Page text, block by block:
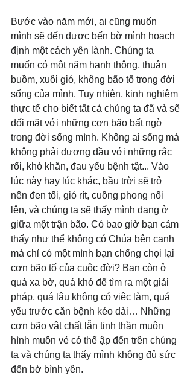
Bước vào năm mới, ai cũng muốn
mình sẽ đến được bến bờ mình hoạch
định một cách yên lành. Chúng ta
muốn có một năm hanh thông, thuận
buồm, xuôi gió, không bão tố trong đời
sống của mình. Tuy nhiên, kinh nghiệm
thực tế cho biết tất cả chúng ta đã và sẽ
đối mặt với những cơn bão bất ngờ
trong đời sống mình. Không ai sống mà
không phải đương đầu với những rắc
rối, khó khăn, đau yếu bệnh tật... Vào
lúc này hay lúc khác, bầu trời sẽ trở
nên đen tối, gió rít, cuồng phong nổi
lên, và chúng ta sẽ thấy mình đang ở
giữa một trận bão. Có bao giờ bạn cảm
thấy như thể không có Chúa bên cạnh
mà chỉ có một mình bạn chống chọi lại
cơn bão tố của cuộc đời? Bạn còn ở
quá xa bờ, quá khó để tìm ra một giải
pháp, quá lâu không có việc làm, quá
yếu trước căn bệnh kéo dài… Những
cơn bão vật chất lẫn tinh thần muôn
hình muôn vẻ có thể ập đến trên chúng
ta và chúng ta thấy mình không đủ sức
đến bờ bình yên.